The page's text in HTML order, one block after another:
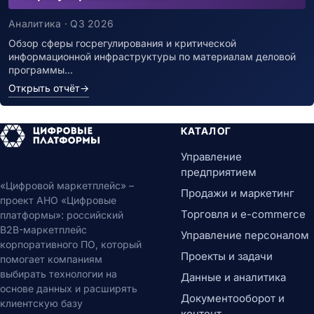
Аналитика · Q3 2026
Обзор сферы госрегулирования и критической
информационной инфраструктуры по материалам деловой
программы…
Открыть отчёт→
«Цифровой маркетплейс» –
проект АНО «Цифровые
платформы»: российский
B2B-маркетплейс
корпоративного ПО, который
помогает компаниям
выбирать технологии на
основе данных и расширять
клиентскую базу
КАТАЛОГ
Управление
предприятием
Продажи и маркетинг
Торговля и e-commerce
Управление персоналом
Проекты и задачи
Данные и аналитика
Документооборот и